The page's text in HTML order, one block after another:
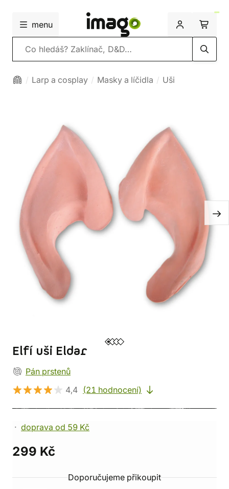
menu
Vyhledávání
Larp a cosplay Masky a líčidla Uši
Elfí uši Eldar
Pán prstenů
4,4 (21 hodnocení)
doprava od 59 Kč
299 Kč
Doporučujeme přikoupit